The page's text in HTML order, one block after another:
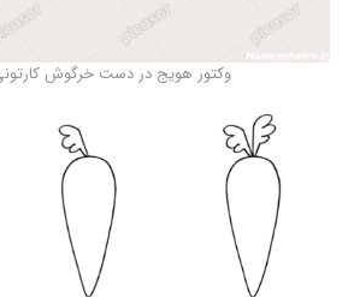
وکتور هویج در دست خرگوش